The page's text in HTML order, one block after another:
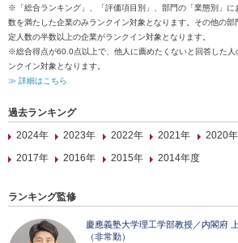
※「総合ランキング」、「評価項目別」、部門の「業態別」に
数を満たした企業のみランクイン対象となります。その他の
定人数の半数以上の企業がランクイン対象となります。
※総合得点が60.0点以上で、他人に薦めたくないと回答した人
ンクイン対象となります。
≫ 詳細はこちら
過去ランキング
2024年
2023年 2022年 2021年 2020年
2017年
2016年 2015年 2014年度
ランキング監修
慶應義塾大学理工学部教授／内閣府
（非常勤）